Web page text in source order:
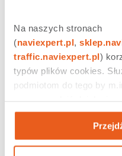
Na naszych stronach
(naviexpert.pl
traffic.naviexpert.pl)
typów plików cookies.
podmiotom do tego by
aktywności na naszych
informacji znajdziesz w